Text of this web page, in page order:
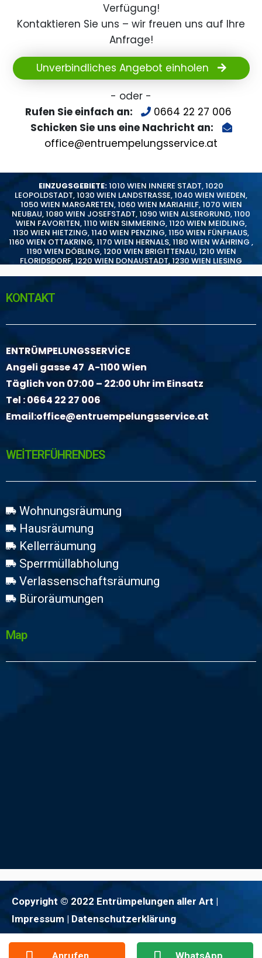
Verfügung!
Kontaktieren Sie uns – wir freuen uns auf Ihre
Anfrage!
Unverbindliches Angebot einholen
- oder -
Rufen Sie einfach an:
0664 22 27 006
Schicken Sie uns eine Nachricht an:
office@entruempelungsservice.at
EINZUGSGEBIETE:1010 WIEN INNERE STADT,1020
LEOPOLDSTADT,1030 WIEN LANDSTRASSE,1040 WIEN WIEDEN,
1050 WIEN MARGARETEN,1060 WIEN MARIAHILF,1070 WIEN
NEUBAU,1080 WIEN JOSEFSTADT,1090 WIEN ALSERGRUND,1100
WIEN FAVORITEN,1110 WIEN SIMMERING,1120 WIEN MEIDLING,
1130 WIEN HIETZING,1140 WIEN PENZING,1150 WIEN FÜNFHAUS,
1160 WIEN OTTAKRING,1170 WIEN HERNALS,1180 WIEN WÄHRING ,
1190 WIEN DÖBLING,1200 WIEN BRIGITTENAU,1210 WIEN
FLORIDSDORF,1220 WIEN DONAUSTADT,1230 WIEN LIESING
KONTAKT
ENTRÜMPELUNGSSERVİCE
Angeli gasse 47 A-1100 Wien
Täglich von 07:00 – 22:00 Uhr im Einsatz
Tel :0664 22 27 006
Email:office@entruempelungsservice.at
WEİTERFÜHRENDES
Wohnungsräumung
Hausräumung
Kellerräumung
Sperrmüllabholung
Verlassenschaftsräumung
Büroräumungen
Map
Copyright © 2022 Entrümpelungen aller Art |
Impressum | Datenschutzerklärung
Anrufen WhatsApp